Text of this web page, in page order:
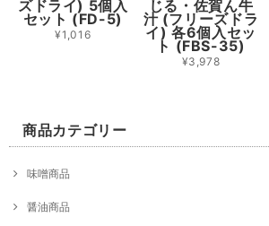
ズドライ) 5個入
セット (FD-5)
¥1,016
じる・佐賀ん牛
汁 (フリーズドラ
イ) 各6個入セッ
ト (FBS-35)
¥3,978
商品カテゴリー
味噌商品
醤油商品